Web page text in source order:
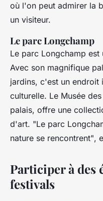
où l'on peut admirer la
un visiteur.
Le parc Longchamp
Le parc Longchamp
Avec son magnifique
jardins, c'est un endroit
culturelle. Le Musée
palais, offre une
d'art. "Le parc
nature se rencontrent",
Participer à des
festivals